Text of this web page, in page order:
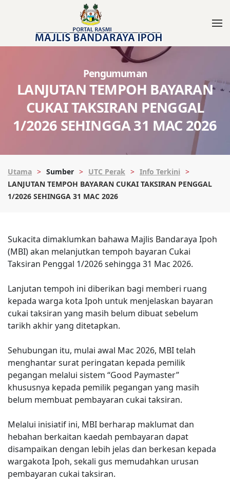
Pengumuman
LANJUTAN TEMPOH BAYARAN
CUKAI TAKSIRAN PENGGAL
1/2026 SEHINGGA 31 MAC 2026
Utama Sumber UTC Perak
Info Terkini
LANJUTAN TEMPOH BAYARAN CUKAI TAKSIRAN PENGGAL
1/2026 SEHINGGA 31 MAC 2026
Sukacita dimaklumkan bahawa Majlis Bandaraya Ipoh
(MBI) akan melanjutkan tempoh bayaran Cukai
Taksiran Penggal 1/2026 sehingga 31 Mac 2026.
Lanjutan tempoh ini diberikan bagi memberi ruang
kepada warga kota Ipoh untuk menjelaskan bayaran
cukai taksiran yang masih belum dibuat sebelum
tarikh akhir yang ditetapkan.
Sehubungan itu, mulai awal Mac 2026, MBI telah
menghantar surat peringatan kepada pemilik
pegangan melalui sistem “Good Paymaster”
khususnya kepada pemilik pegangan yang masih
belum membuat pembayaran cukai taksiran.
Melalui inisiatif ini, MBI berharap maklumat dan
hebahan berkaitan kaedah pembayaran dapat
disampaikan dengan lebih jelas dan berkesan kepada
wargakota Ipoh, sekali gus memudahkan urusan
pembayaran cukai taksiran.